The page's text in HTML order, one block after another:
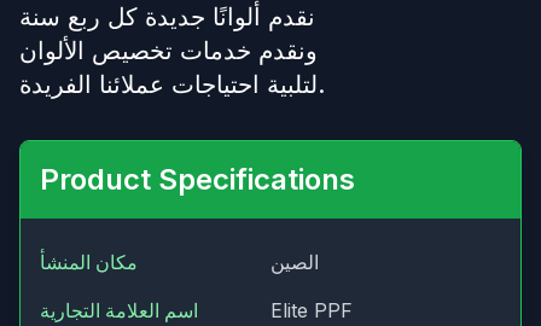
نقدم ألوانًا جديدة كل ربع سنة
ونقدم خدمات تخصيص الألوان
لتلبية احتياجات عملائنا الفريدة.
Product Specifications
مكان المنشأ
الصين
اسم العلامة التجارية
Elite PPF